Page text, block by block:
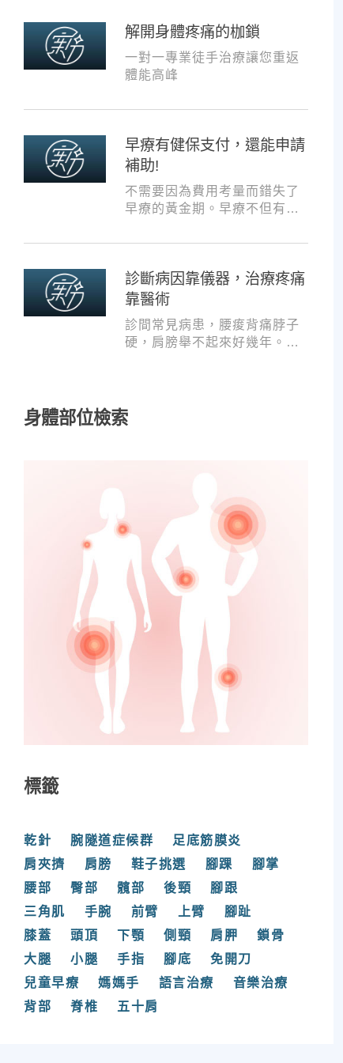
解開身體疼痛的枷鎖
一對一專業徒手治療讓您重返
體能高峰
早療有健保支付，還能申請
補助!
不需要因為費用考量而錯失了
早療的黃金期。早療不但有健
與療育訓練補助，把握資源，
診斷病因靠儀器，治療疼痛
靠醫術
診間常見病患，腰痠背痛脖子
硬，肩膀舉不起來好幾年。試
身體部位檢索
標籤
乾針 腕隧道症候群
足底筋膜炎
肩夾擠
肩膀 鞋子挑選 腳踝
腳掌
腰部
臀部 髖部 後頸
腳跟
三角肌
手腕 前臂 上臂
腳趾
膝蓋
頭頂 下顎 側頸 肩胛
鎖骨
大腿
小腿 手指 腳底
免開刀
兒童早療
媽媽手 語言治療
音樂治療
背部
脊椎 五十肩